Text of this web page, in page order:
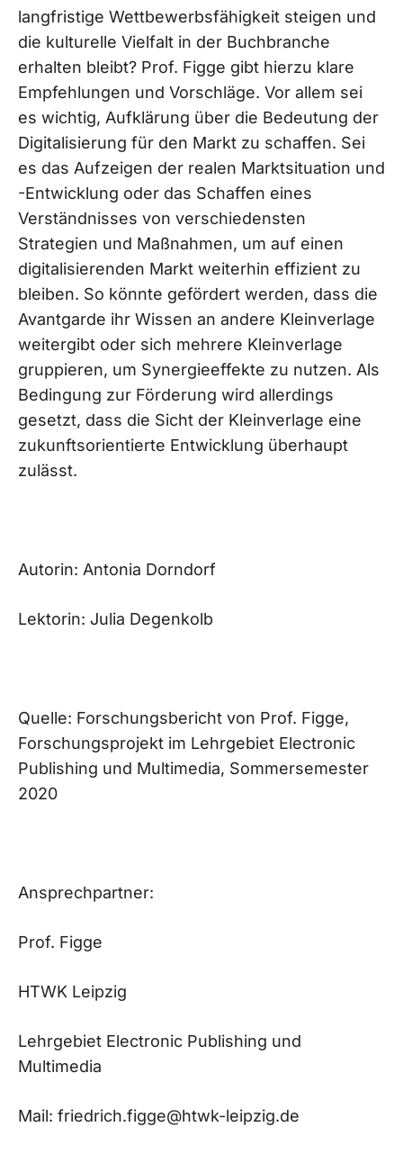
langfristige Wettbewerbsfähigkeit steigen und
die kulturelle Vielfalt in der Buchbranche
erhalten bleibt? Prof. Figge gibt hierzu klare
Empfehlungen und Vorschläge. Vor allem sei
es wichtig, Aufklärung über die Bedeutung der
Digitalisierung für den Markt zu schaffen. Sei
es das Aufzeigen der realen Marktsituation und
-Entwicklung oder das Schaffen eines
Verständnisses von verschiedensten
Strategien und Maßnahmen, um auf einen
digitalisierenden Markt weiterhin effizient zu
bleiben. So könnte gefördert werden, dass die
Avantgarde ihr Wissen an andere Kleinverlage
weitergibt oder sich mehrere Kleinverlage
gruppieren, um Synergieeffekte zu nutzen. Als
Bedingung zur Förderung wird allerdings
gesetzt, dass die Sicht der Kleinverlage eine
zukunftsorientierte Entwicklung überhaupt
zulässt.
Autorin: Antonia Dorndorf
Lektorin: Julia Degenkolb
Quelle: Forschungsbericht von Prof. Figge,
Forschungsprojekt im Lehrgebiet Electronic
Publishing und Multimedia, Sommersemester
2020
Ansprechpartner:
Prof. Figge
HTWK Leipzig
Lehrgebiet Electronic Publishing und
Multimedia
Mail: friedrich.figge@htwk-leipzig.de